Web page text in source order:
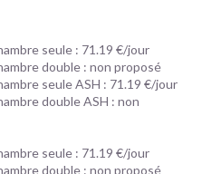
seule : 71.19 €/jour
double : non proposé
seule ASH : 71.19 €/jour
double ASH : non
seule : 71.19 €/jour
double : non proposé